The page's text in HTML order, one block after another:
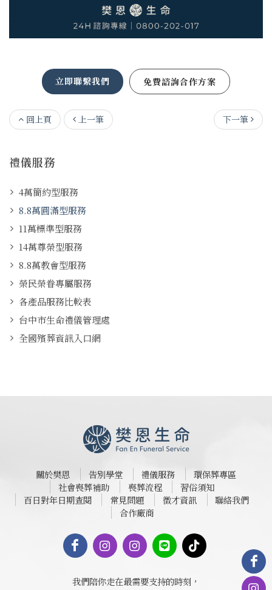
禮儀服務
4萬簡約型服務
8.8萬圓滿型服務
11萬標準型服務
14萬尊榮型服務
8.8萬教會型服務
榮民榮眷專屬服務
各產品服務比較表
台中市生命禮儀管理處
全國殯葬資訊入口網
立即聯繫我們 免費諮詢合作方案
回上頁 下一筆
上一筆
關於樊恩 告別學堂 禮儀服務
環保葬專區
社會喪葬補助
喪葬流程
習俗須知
百日對年日期查閱
常見問題 徵才資訊
聯絡我們
合作廠商
我們陪你走在最需要支持的時刻，